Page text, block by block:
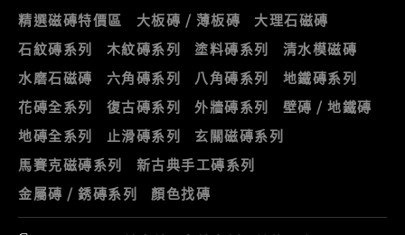
精選磁磚特價區 大板磚 / 薄板磚
大理石磁磚
石紋磚系列
木紋磚系列 塗料磚系列
清水模磁磚
水磨石磁磚
六角磚系列 八角磚系列
地鐵磚系列
花磚全系列
復古磚系列 外牆磚系列
壁磚 / 地鐵磚
地磚全系列
止滑磚系列
玄關磁磚系列
馬賽克磁磚系列
新古典手工磚系列
金屬磚 / 銹磚系列
顏色找磚